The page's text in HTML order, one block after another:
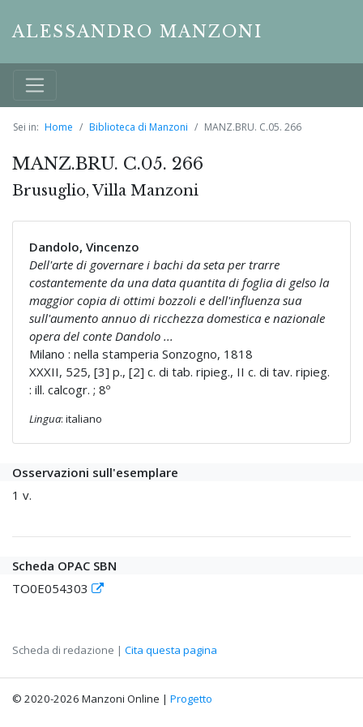
ALESSANDRO MANZONI
Sei in: Home Biblioteca di Manzoni MANZ.BRU. C.05. 266
MANZ.BRU. C.05. 266
Brusuglio, Villa Manzoni
Dandolo, Vincenzo
Dell'arte di governare i bachi da seta per trarre
costantemente da una data quantita di foglia di gelso la
maggior copia di ottimi bozzoli e dell'influenza sua
sull'aumento annuo di ricchezza domestica e nazionale
opera del conte Dandolo ...
Milano : nella stamperia Sonzogno, 1818
XXXII, 525, [3] p., [2] c. di tab. ripieg., II c. di tav. ripieg.
: ill. calcogr. ; 8º
Lingua: italiano
Osservazioni sull'esemplare
1 v.
Scheda OPAC SBN
TO0E054303
Scheda di redazione | Cita questa pagina
© 2020-2026 Manzoni Online | Progetto